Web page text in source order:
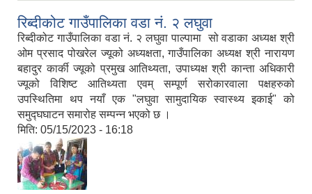
रिब्दीकोट गाउँपालिका वडा नं. २ लघुवा
रिब्दीकोट गाउँपालिका वडा नं. २ लघुवा पाल्पामा सो वडाका अध्यक्ष श्री
ओम प्रसाद पोखरेल ज्यूको अध्यक्षता, गाउँपालिका अध्यक्ष श्री नारायण
बहादुर कार्की ज्यूको प्रमुख आतिथ्यता, उपाध्यक्ष श्री कान्ता अधिकारी
ज्यूको विशिष्ट आतिथ्यता एवम् सम्पूर्ण सरोकारवाला पक्षहरुको
उपस्थितिमा थप नयाँ एक "लघुवा सामुदायिक स्वास्थ्य इकाई" को
समुद्घघाटन समारोह सम्पन्न भएको छ ।
मिति: 05/15/2023 - 16:18